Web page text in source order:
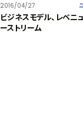
2016/04/27
ビジネスモデル、レベニ
ーストリーム